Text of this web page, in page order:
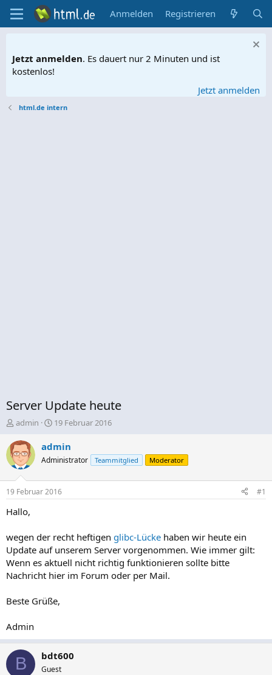
Anmelden Registrieren
Jetzt anmelden. Es dauert nur 2 Minuten und ist
kostenlos!
Jetzt anmelden
html.de intern
Server Update heute
E
s
t
e
e
r
admin
E
s
e
l
t
19 Februar 2016
admin
Administrator Teammitglied Moderator
19 Februar 2016 #1
Hallo,
wegen der recht heftigen glibc-Lücke haben wir heute ein
Update auf unserem Server vorgenommen. Wie immer gilt:
Wenn es aktuell nicht richtig funktionieren sollte bitte
Nachricht hier im Forum oder per Mail.
Beste Grüße,
Admin
B bdt600
Guest